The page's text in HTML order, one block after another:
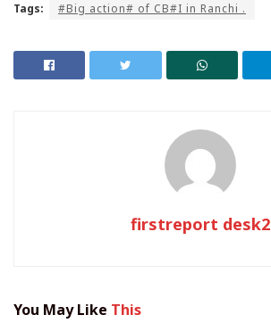
Tags: #Big action# of CB#I in Ranchi .
firstreport desk2
You May Like This